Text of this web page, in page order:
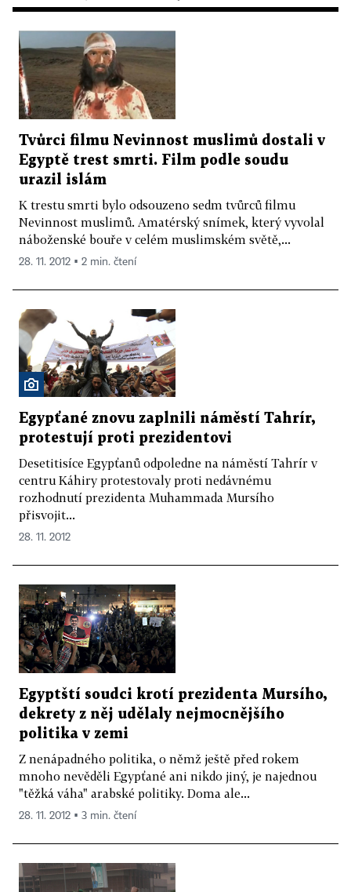
Tvůrci filmu Nevinnost muslimů dostali v
Egyptě trest smrti. Film podle soudu
urazil islám
K trestu smrti bylo odsouzeno sedm tvůrců filmu
Nevinnost muslimů. Amatérský snímek, který vyvolal
náboženské bouře v celém muslimském světě,...
28. 11. 2012 ▪ 2 min. čtení
Egypťané znovu zaplnili náměstí Tahrír,
protestují proti prezidentovi
Desetitisíce Egypťanů odpoledne na náměstí Tahrír v
centru Káhiry protestovaly proti nedávnému
rozhodnutí prezidenta Muhammada Mursího
přisvojit...
28. 11. 2012
Egyptští soudci krotí prezidenta Mursího,
dekrety z něj udělaly nejmocnějšího
politika v zemi
Z nenápadného politika, o němž ještě před rokem
mnoho nevěděli Egypťané ani nikdo jiný, je najednou
"těžká váha" arabské politiky. Doma ale...
28. 11. 2012 ▪ 3 min. čtení